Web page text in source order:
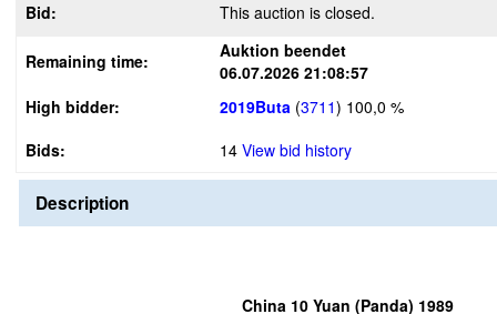
Bid: This auction is closed.
Remaining time:
Auktion beendet
06.07.2026 21:08:57
High bidder:
2019Buta (3711) 100,0 %
Bids:
14 View bid history
Description
China 10 Yuan (Panda) 1989